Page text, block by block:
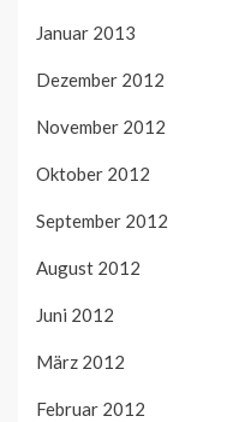
Januar 2013
Dezember 2012
November 2012
Oktober 2012
September 2012
August 2012
Juni 2012
März 2012
Februar 2012